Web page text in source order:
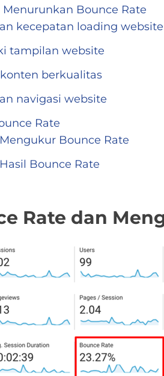
Bounce Rate
kecepatan loading website
tampilan website
berkualitas
navigasi website
Rate
Bounce Rate
Bounce Rate
Rate dan